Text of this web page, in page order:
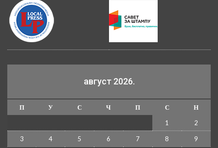
август 2026.
П У С Ч П С
Н
1
2
3 4 5 6 7 8 9